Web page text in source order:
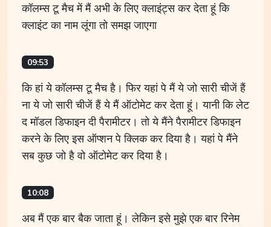
कॉलम्स टू मैच में मैं अभी के लिए क्लाइंट्स कर देता हूं कि
क्लाइंट का नाम लूंगा तो समझ जाएगा
09:53
कि हां ये कॉलम्स टू मैच है। फिर यहां पे मैं ये जो सारी चीजें हैं
ना ये जो सारी चीजें हैं ये मैं ऑटोमेट कर देता हूं। यानी कि लेट
द मॉडल डिफाइन दी पैरामीटर। तो ये मैंने पैरामीटर डिफाइन
करने के लिए इस ऑप्शन पे क्लिक कर दिया है। यहां पे मैंने
सब कुछ जो है वो ऑटोमेट कर दिया है।
10:08
अब मैं एक बार बैक जाता हूं। लेकिन इसे मुझे एक बार रिनेम